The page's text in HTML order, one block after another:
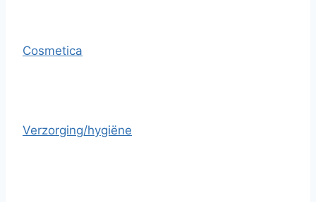
Cosmetica
Verzorging/hygiëne